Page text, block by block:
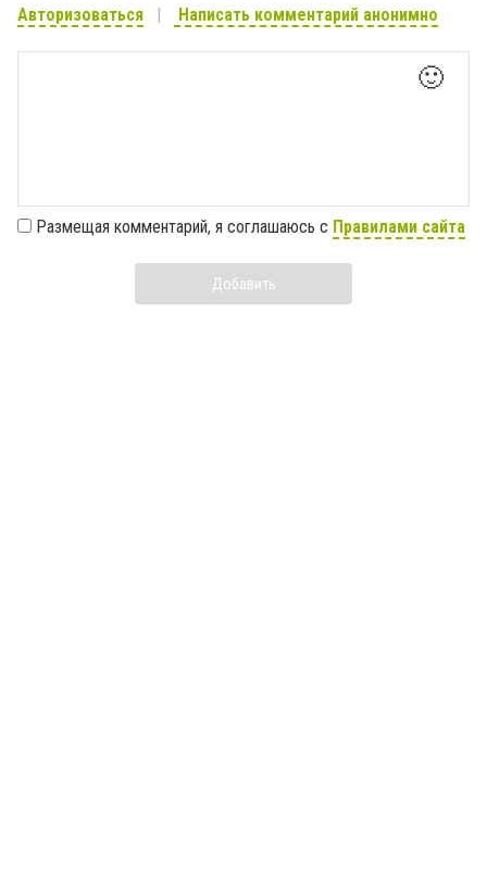
Авторизоваться Написать комментарий анонимно
🙂
Размещая комментарий, я соглашаюсь с Правилами сайта
Добавить